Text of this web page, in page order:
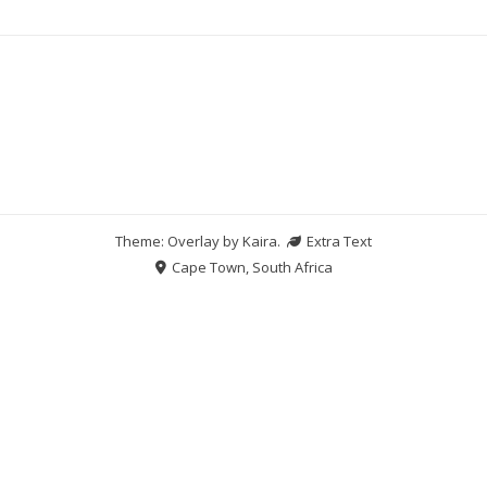
Theme: Overlay byKaira.
Extra Text
Cape Town, South Africa